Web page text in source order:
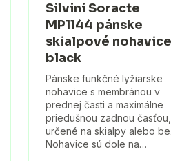
Silvini Soracte
MP1144 pánske
skialpové nohavice
black
Pánske funkčné lyžiarske
nohavice s membránou v
prednej časti a maximálne
priedušnou zadnou časťou,
určené na skialpy alebo
Nohavice sú dole na…